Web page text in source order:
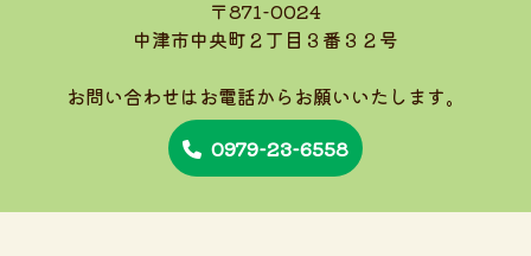
〒871-0024
中津市中央町２丁目３番３２号
お問い合わせはお電話からお願いいたします。
0979-23-6558